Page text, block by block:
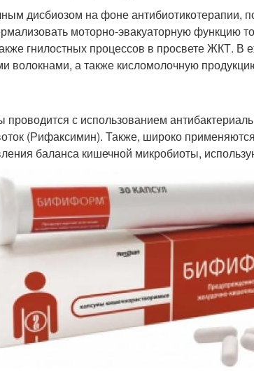
дисбиозом на фоне антибиотикотерапии,
моторно-эвакуаторную функцию
гнилостных процессов в просвете ЖКТ.
волокнами, а также кисломолочную
с использованием
(Рифаксимин). Также, широко
баланса кишечной микробиоты,